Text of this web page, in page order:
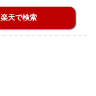
楽天で検索